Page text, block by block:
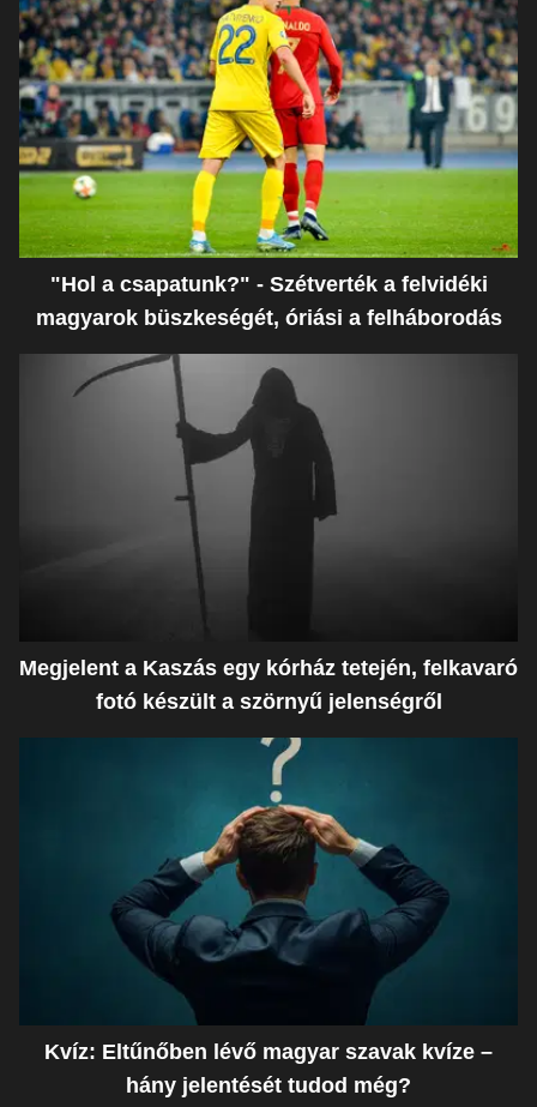
"Hol a csapatunk?" - Szétverték a felvidéki
magyarok büszkeségét, óriási a felháborodás
Megjelent a Kaszás egy kórház tetején, felkavaró
fotó készült a szörnyű jelenségről
Kvíz: Eltűnőben lévő magyar szavak kvíze –
hány jelentését tudod még?